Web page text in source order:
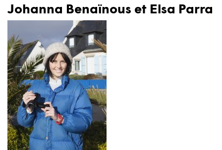
Johanna Benaïnous et Elsa Parra